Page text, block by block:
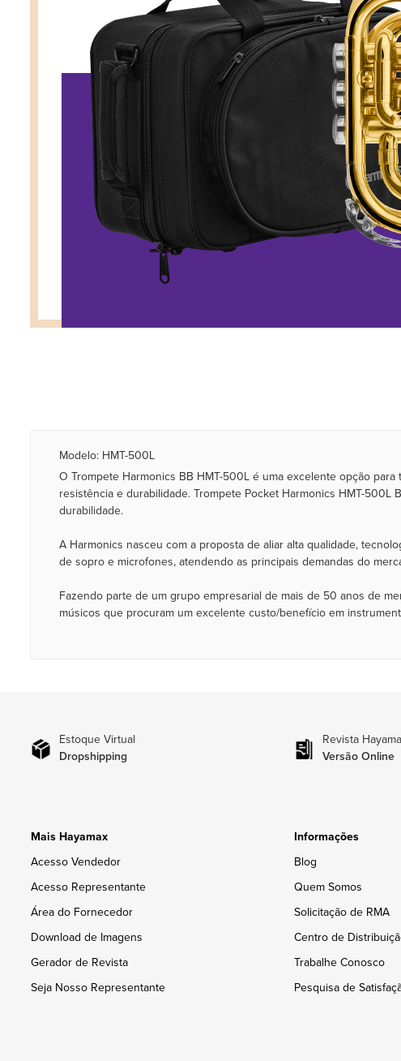
Modelo: HMT-500L
O Trompete Harmonics BB HMT-500L é uma excelente opção
resistência e durabilidade. Trompete Pocket Harmonics HMT-
durabilidade.
A Harmonics nasceu com a proposta de aliar alta qualidade,
de sopro e microfones, atendendo as principais demandas do
Fazendo parte de um grupo empresarial de mais de 50 anos de
músicos que procuram um excelente custo/benefício em
Estoque Virtual
Dropshipping
Revista
Versão Online
Mais Hayamax
Acesso Vendedor
Acesso Representante
Área do Fornecedor
Download de Imagens
Gerador de Revista
Seja Nosso Representante
Informações
Blog
Quem Somos
Solicitação de RMA
Centro de
Trabalhe Conosco
Pesquisa de